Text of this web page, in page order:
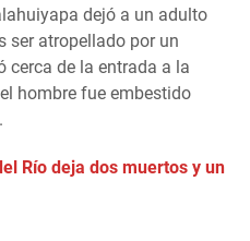
dejó a un adulto
ser atropellado por un
cerca de la entrada a la
hombre fue embestido
Río deja dos muertos y un